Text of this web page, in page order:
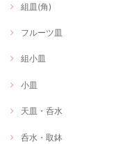
組皿(角)
フルーツ皿
組小皿
小皿
天皿・呑水
呑水・取鉢